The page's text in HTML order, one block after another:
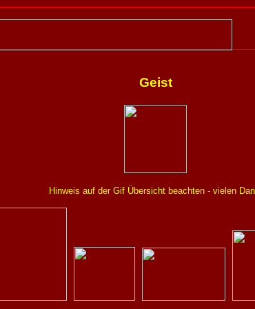
Geist
Hinweis auf der Gif Übersicht beachten - vielen